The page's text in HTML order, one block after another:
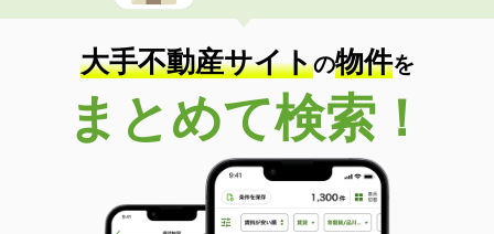
大手不動産サイトの物件を
まとめて検索！